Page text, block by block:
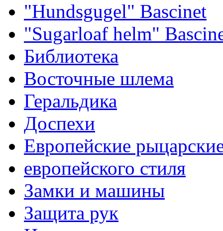
"Hundsgugel" Bascinet
"Sugarloaf helm"
Библиотека
Восточные шлема
Геральдика
Доспехи
Европейские
европейского стиля
Замки и машины
Защита рук